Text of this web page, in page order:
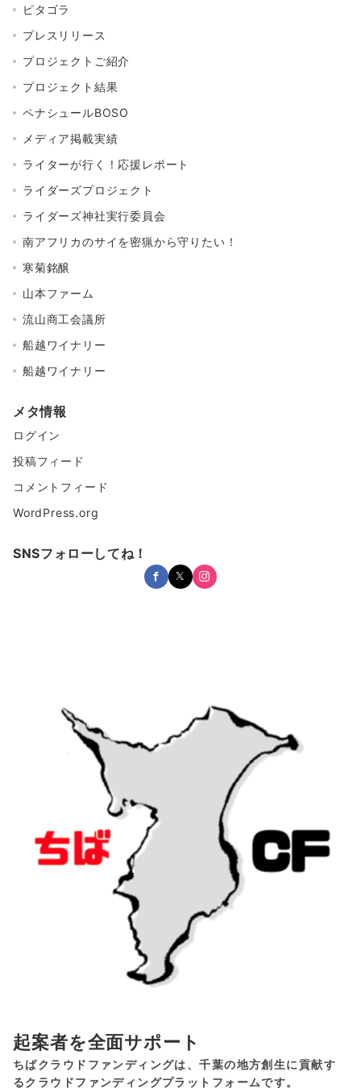
ピタゴラ
プレスリリース
プロジェクトご紹介
プロジェクト結果
ペナシュールBOSO
メディア掲載実績
ライターが行く！応援レポート
ライダーズプロジェクト
ライダーズ神社実行委員会
南アフリカのサイを密猟から守りたい！
寒菊銘醸
山本ファーム
流山商工会議所
船越ワイナリー
船越ワイナリー
メタ情報
ログイン
投稿フィード
コメントフィード
WordPress.org
SNSフォローしてね！
起案者を全面サポート
ちばクラウドファンディングは、千葉の地方創生に貢献す
るクラウドファンディングプラットフォームです。